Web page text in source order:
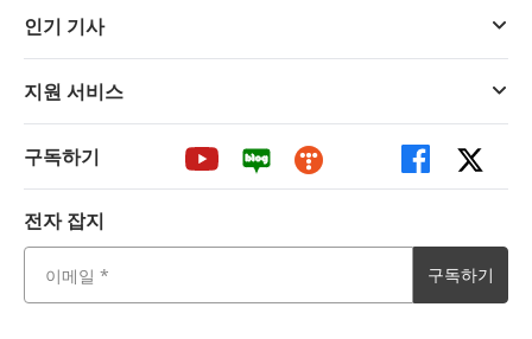
인기 기사
지원 서비스
구독하기
전자 잡지
구독하기